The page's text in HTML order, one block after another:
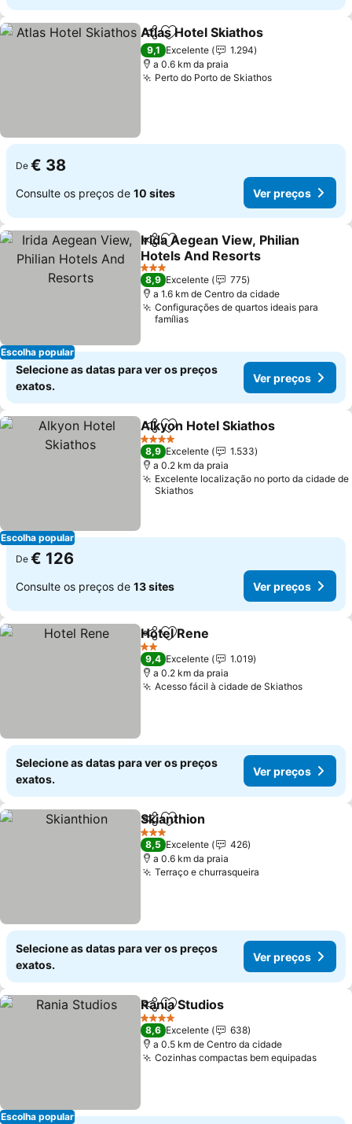
PartilharAdicionar aos favoritos
Atlas Hotel Skiathos
9,1 Excelente
1.294
a 0.6 km da praia
Perto do Porto de Skiathos
De € 38
Consulte os preços de 10 sites Ver preços
Escolha popular
PartilharAdicionar aos favoritos
Irida Aegean View, Philian
Hotels And Resorts
3 Estrelas
8,9 Excelente
775
a 1.6 km de Centro da cidade
Configurações de quartos ideais para
famílias
Selecione as datas para ver os preços
exatos.
Ver preços
Escolha popular
PartilharAdicionar aos favoritos
Alkyon Hotel Skiathos
4 Estrelas
8,9 Excelente
1.533
a 0.2 km da praia
Excelente localização no porto da cidade de
Skiathos
De € 126
Consulte os preços de 13 sites Ver preços
PartilharAdicionar aos favoritos
Hotel Rene
2 Estrelas
9,4 Excelente
1.019
a 0.2 km da praia
Acesso fácil à cidade de Skiathos
Selecione as datas para ver os preços
exatos.
Ver preços
PartilharAdicionar aos favoritos
Skianthion
3 Estrelas
8,5 Excelente
426
a 0.6 km da praia
Terraço e churrasqueira
Selecione as datas para ver os preços
exatos.
Ver preços
Escolha popular
PartilharAdicionar aos favoritos
Rania Studios
4 Estrelas
8,6 Excelente
638
a 0.5 km de Centro da cidade
Cozinhas compactas bem equipadas